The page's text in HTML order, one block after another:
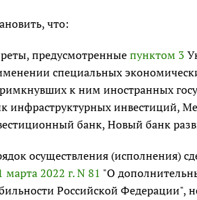
что:
предусмотренныепунктом 3
специальных
к ним иностранных
инфраструктурных инвестиций,
банк, Новый банк
осуществления (исполнения)
марта 2022 г. N 81 "О
Российской Федерации",